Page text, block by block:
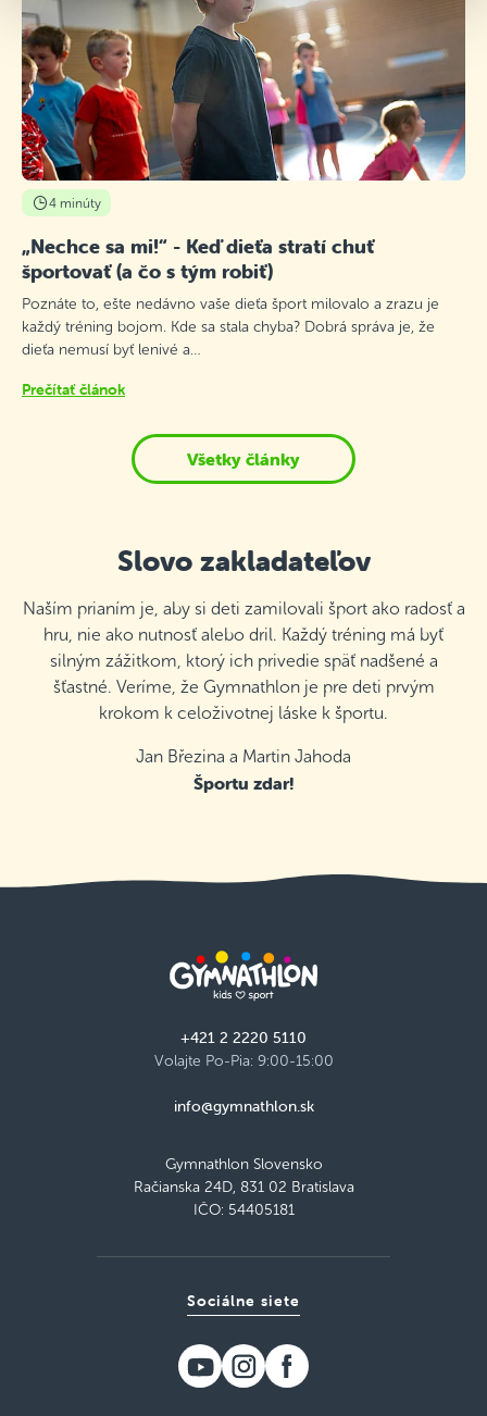
4 minúty
„Nechce sa mi!“ - Keď dieťa stratí chuť
športovať (a čo s tým robiť)
Poznáte to, ešte nedávno vaše dieťa šport milovalo a zrazu je
každý tréning bojom. Kde sa stala chyba? Dobrá správa je, že
dieťa nemusí byť lenivé a…
Prečítať článok
Všetky články
Slovo zakladateľov
Naším prianím je, aby si deti zamilovali šport ako radosť a
hru, nie ako nutnosť alebo dril. Každý tréning má byť
silným zážitkom, ktorý ich privedie späť nadšené a
šťastné. Veríme, že Gymnathlon je pre deti prvým
krokom k celoživotnej láske k športu.
Jan Březina a Martin Jahoda
Športu zdar!
+421 2 2220 5110
Volajte Po-Pia: 9:00-15:00
info@gymnathlon.sk
Gymnathlon Slovensko
Račianska 24D, 831 02 Bratislava
IČO: 54405181
Sociálne siete